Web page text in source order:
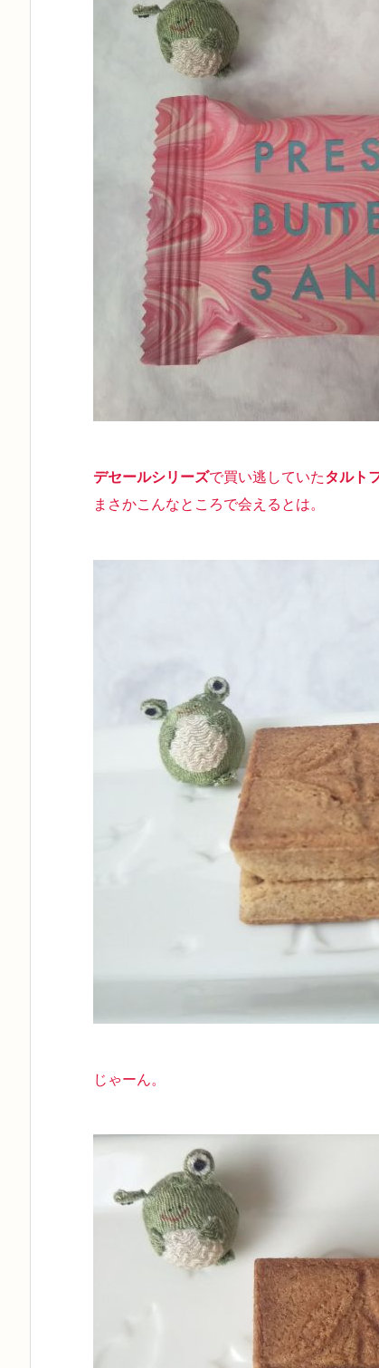
デセールシリーズで買い逃していたタルト
まさかこんなところで会えるとは。
じゃーん。